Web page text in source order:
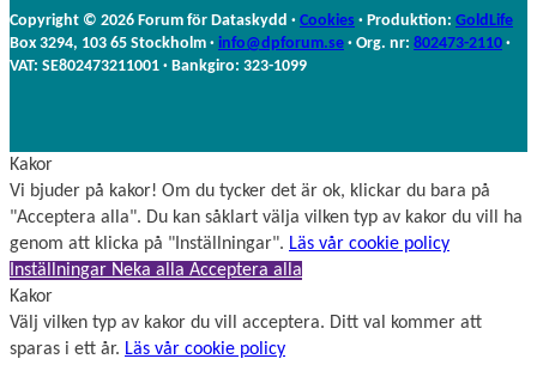
a
m
n
Copyright © 2026 Forum för Dataskydd · Cookies · Produktion: GoldLife
Box 3294, 103 65 Stockholm · info@dpforum.se · Org. nr: 802473-2110 ·
VAT: SE802473211001 · Bankgiro: 323-1099
Kakor
Vi bjuder på kakor! Om du tycker det är ok, klickar du bara på
"Acceptera alla". Du kan såklart välja vilken typ av kakor du vill ha
genom att klicka på "Inställningar". Läs vår cookie policy
Inställningar Neka alla Acceptera alla
Kakor
Välj vilken typ av kakor du vill acceptera. Ditt val kommer att
sparas i ett år. Läs vår cookie policy